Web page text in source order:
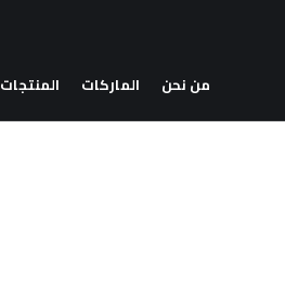
من نحن الماركات المنتجات